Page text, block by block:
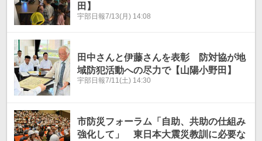
田】
宇部日報7/13(月) 14:08
田中さんと伊藤さんを表彰 防対協が地
域防犯活動への尽力で【山陽小野田】
宇部日報7/11(土) 14:30
市防災フォーラム「自助、共助の仕組み
強化して」 東日本大震災教訓に必要な